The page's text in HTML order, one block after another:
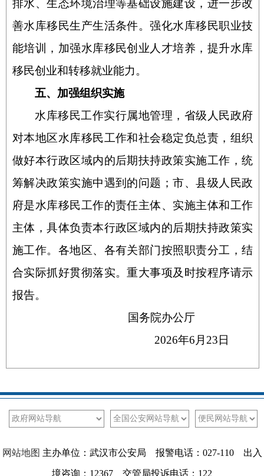
排水、生态环境治理等基础设施建设，进一步改
善水库移民生产生活条件。强化水库移民职业技
能培训，加强水库移民创业人才培养，提升水库
移民创业和转移就业能力。
五、加强组织实施
水库移民工作实行属地管理，省级人民政府
对本地区水库移民工作和社会稳定负总责，组织
做好本行政区域内的后期扶持政策实施工作，统
筹解决政策实施中遇到的问题；市、县级人民政
府是水库移民工作的责任主体、实施主体和工作
主体，具体负责本行政区域内的后期扶持政策实
施工作。各地区、各有关部门按照职责分工，结
合实际抓好贯彻落实。重大事项及时按程序请示
报告。
国务院办公厅
2026年6月23日
网站地图 主办单位：武汉市公安局 报警电话：027-110 出入
境咨询：12367 交管局投诉电话：122